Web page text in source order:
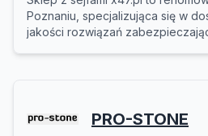
Poznaniu, specjalizująca się w
jakości rozwiązań
PRO-STONE